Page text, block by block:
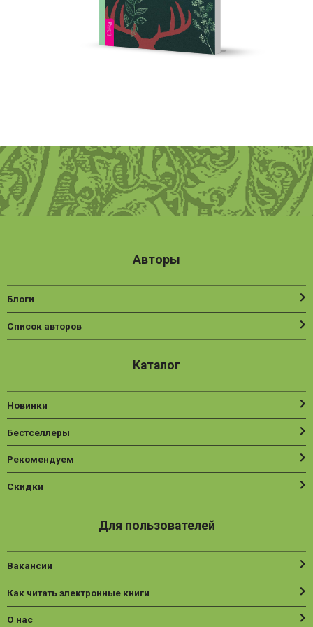
Авторы
Блоги
Список авторов
Каталог
Новинки
Бестселлеры
Рекомендуем
Скидки
Для пользователей
Вакансии
Как читать электронные книги
О нас